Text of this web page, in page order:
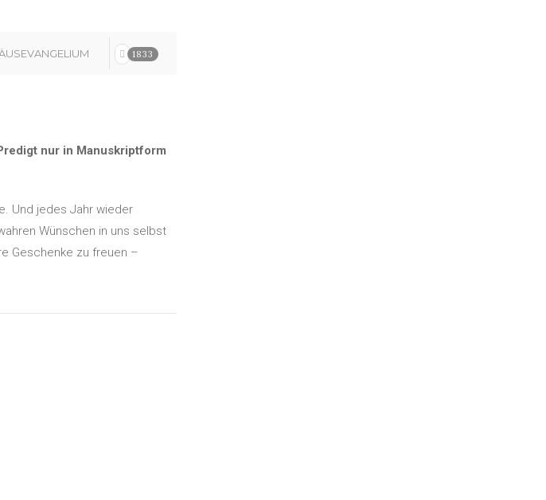
1833
nur in Manuskriptform
Und jedes Jahr wieder
Wünschen in uns selbst
Geschenke zu freuen –